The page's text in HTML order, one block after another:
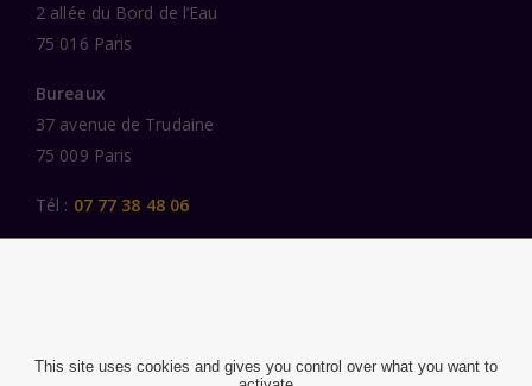
2 allée du Bord de l’Eau
75 016 Paris
Bureaux
37 avenue de Trudaine
75 009 Paris
Tél : 07 77 38 48 06
This site uses cookies and gives you control over what you want to